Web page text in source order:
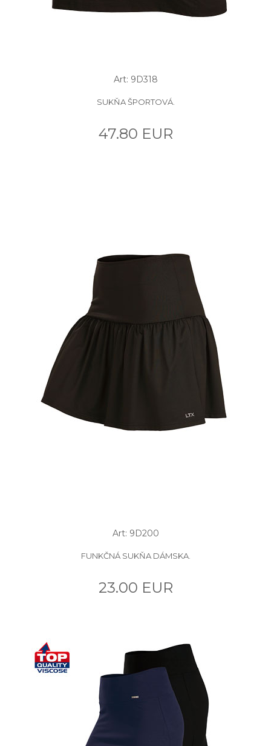
Art: 9D318
SUKŇA ŠPORTOVÁ.
47.80 EUR
Art: 9D200
FUNKČNÁ SUKŇA DÁMSKA.
23.00 EUR